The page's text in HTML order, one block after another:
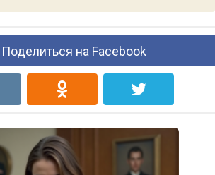
Поделиться на Facebook